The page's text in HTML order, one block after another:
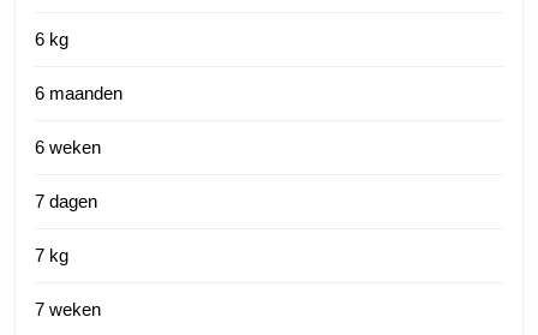
6 kg
6 maanden
6 weken
7 dagen
7 kg
7 weken